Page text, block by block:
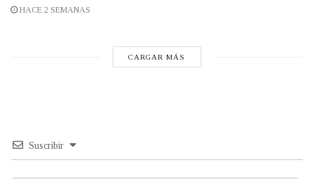
HACE 2 SEMANAS
CARGAR MÁS
Suscribir